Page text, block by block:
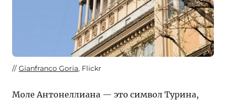
Gianfranco Goria, Flickr
Моле Антонеллиана — это символ Турина,